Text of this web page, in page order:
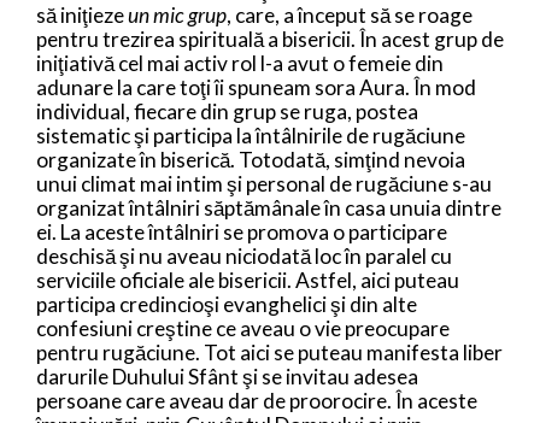
să iniţiezeun mic grup, care, a început să se roage
pentru trezirea spirituală a bisericii.În acest grup de
iniţiativă cel mai activ rol l-a avut o femeie din
adunare la care toţi îi spuneam sora Aura. În mod
individual, fiecare din grup se ruga, postea
sistematic şi participa la întâlnirile de rugăciune
organizate în biserică. Totodată, simţind nevoia
unui climat mai intim şi personal de rugăciune s-au
organizat întâlniri săptămânale în casa unuia dintre
ei. La aceste întâlniri se promova o participare
deschisă şi nu aveau niciodată loc în paralel cu
serviciile oficiale ale bisericii. Astfel, aici puteau
participa credincioşi evanghelici şi din alte
confesiuni creştine ce aveau o vie preocupare
pentru rugăciune. Tot aici se puteau manifesta liber
darurile Duhului Sfânt şi se invitau adesea
persoane care aveau dar de proorocire. În aceste